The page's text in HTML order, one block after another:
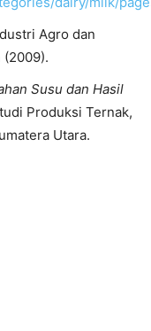
Agro dan
Susu dan Hasil
Produksi Ternak,
Utara.